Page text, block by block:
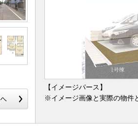
【イメージパース】
※イメージ画像と実際の物件